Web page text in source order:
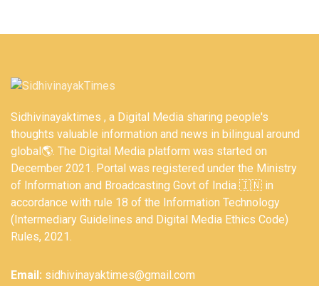
Sidhivinayaktimes , a Digital Media sharing people's
thoughts valuable information and news in bilingual around
global🌎. The Digital Media platform was started on
December 2021. Portal was registered under the Ministry
of Information and Broadcasting Govt of India 🇮🇳 in
accordance with rule 18 of the Information Technology
(Intermediary Guidelines and Digital Media Ethics Code)
Rules, 2021.
Email: sidhivinayaktimes@gmail.com